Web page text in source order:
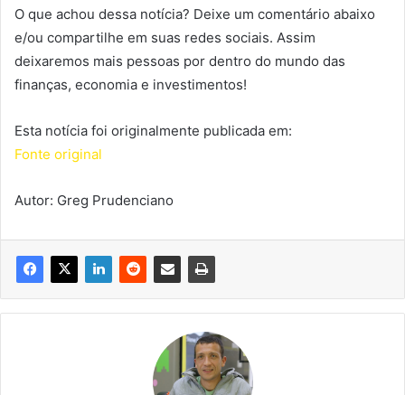
O que achou dessa notícia? Deixe um comentário abaixo
e/ou compartilhe em suas redes sociais. Assim
deixaremos mais pessoas por dentro do mundo das
finanças, economia e investimentos!
Esta notícia foi originalmente publicada em:
Fonte original
Autor: Greg Prudenciano